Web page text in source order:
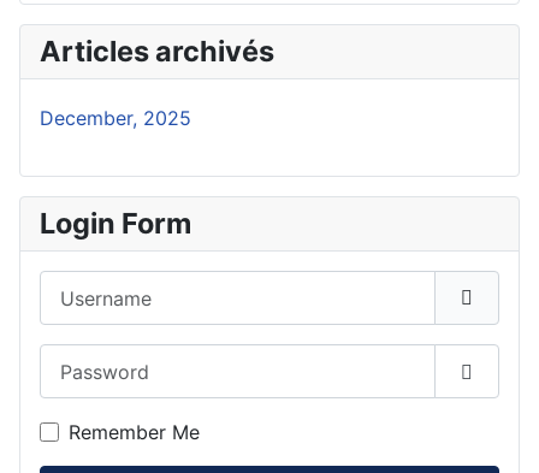
Articles archivés
December, 2025
Login Form
Show
Remember Me